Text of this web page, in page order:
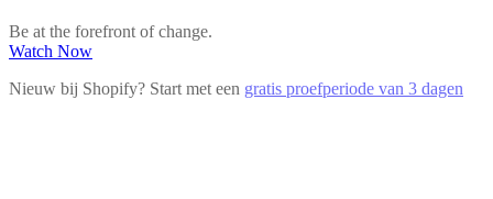
Be at the forefront of change.
Watch Now
Nieuw bij Shopify? Start met een gratis proefperiode van 3 dagen